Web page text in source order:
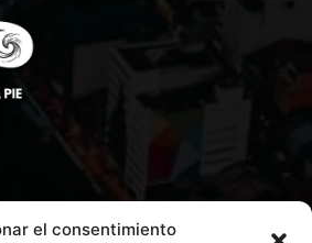
el consentimiento